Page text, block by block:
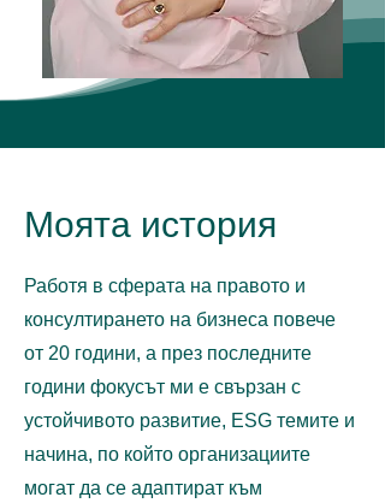
Моята история
Работя в сферата на правото и
консултирането на бизнеса повече
от 20 години, а през последните
години фокусът ми е свързан с
устойчивото развитие, ESG темите и
начина, по който организациите
могат да се адаптират към